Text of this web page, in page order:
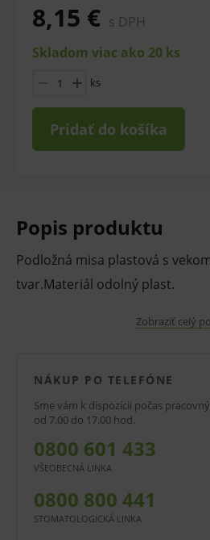
8,15 € s DPH
Skladom viac ako 20 ks
ks
Pridať do košíka
Popis produktu
Podložná misa plastová s
tvar.Materiál odolný plast.
Zdravotnícky prostriedok
pacientov, ktorí sú dočasne
lôžko.
Je možné čistiť a udržiavať
nespôsobujú mechanické
dezinfikovať v autokláve pri
Zobraziť celý
NÁKUP PO TELEFÓNE
Sme vám k dispozícii počas
od 7.00 do 17.00 hod.
0800 601 433
VŠEOBECNÁ LINKA
0800 800 441
STOMATOLOGICKÁ LINKA